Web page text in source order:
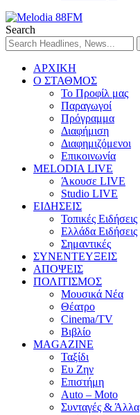
Search
ΑΡΧΙΚΗ
Ο ΣΤΑΘΜΟΣ
Το Προφίλ μας
Παραγωγοί
Πρόγραμμα
Διαφήμιση
Διαφημιζόμενοι
Επικοινωνία
MELODIA LIVE
Άκουσε LIVE
Studio LIVE
ΕΙΔΗΣΕΙΣ
Τοπικές Ειδήσεις
Ελλάδα Ειδήσεις
Σημαντικές
ΣΥΝΕΝΤΕΥΞΕΙΣ
ΑΠΟΨΕΙΣ
ΠΟΛΙΤΙΣΜΟΣ
Μουσικά Νέα
Θέατρο
Cinema/TV
Βιβλίο
MAGAZINE
Ταξίδι
Ευ Ζην
Επιστήμη
Auto – Moto
Συνταγές & Άλλα